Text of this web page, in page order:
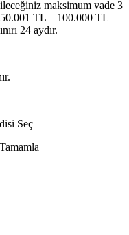
maksimum vade 3
TL – 100.000 TL
24 aydır.
Seç